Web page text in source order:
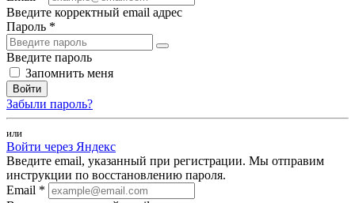
Введите корректный email адрес
Пароль *
Введите пароль
Запомнить меня
Войти
Забыли пароль?
или
Войти через Яндекс
Введите email, указанный при регистрации. Мы отправим
инструкции по восстановлению пароля.
Email *